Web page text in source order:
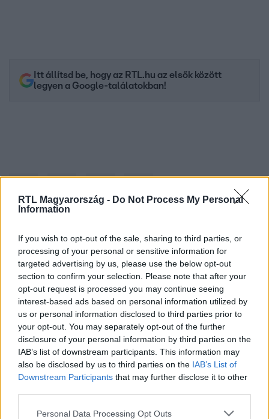
RTL Magyarország - Do Not Process My Personal
Information
If you wish to opt-out of the sale, sharing to third parties, or
processing of your personal or sensitive information for
targeted advertising by us, please use the below opt-out
section to confirm your selection. Please note that after your
opt-out request is processed you may continue seeing
interest-based ads based on personal information utilized by
us or personal information disclosed to third parties prior to
your opt-out. You may separately opt-out of the further
disclosure of your personal information by third parties on the
IAB’s list of downstream participants. This information may
also be disclosed by us to third parties on the IAB’s List of
Downstream Participants that may further disclose it to other
Please note that this website/app uses one or more Google
Personal Data Processing Opt Outs
Itt állítsd be, hogy az RTL.hu az elsők között
legyen a Google-találatokban!
Kövess minket, és értesülj a friss hírekről a
Facebookon is!
Követem
VIDEÓ ADÁSRÉSZLETEK